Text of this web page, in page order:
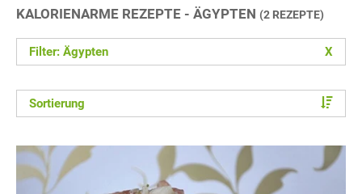
KALORIENARME REZEPTE - ÄGYPTEN (2 REZEPTE)
Filter: Ägypten X
Sortierung